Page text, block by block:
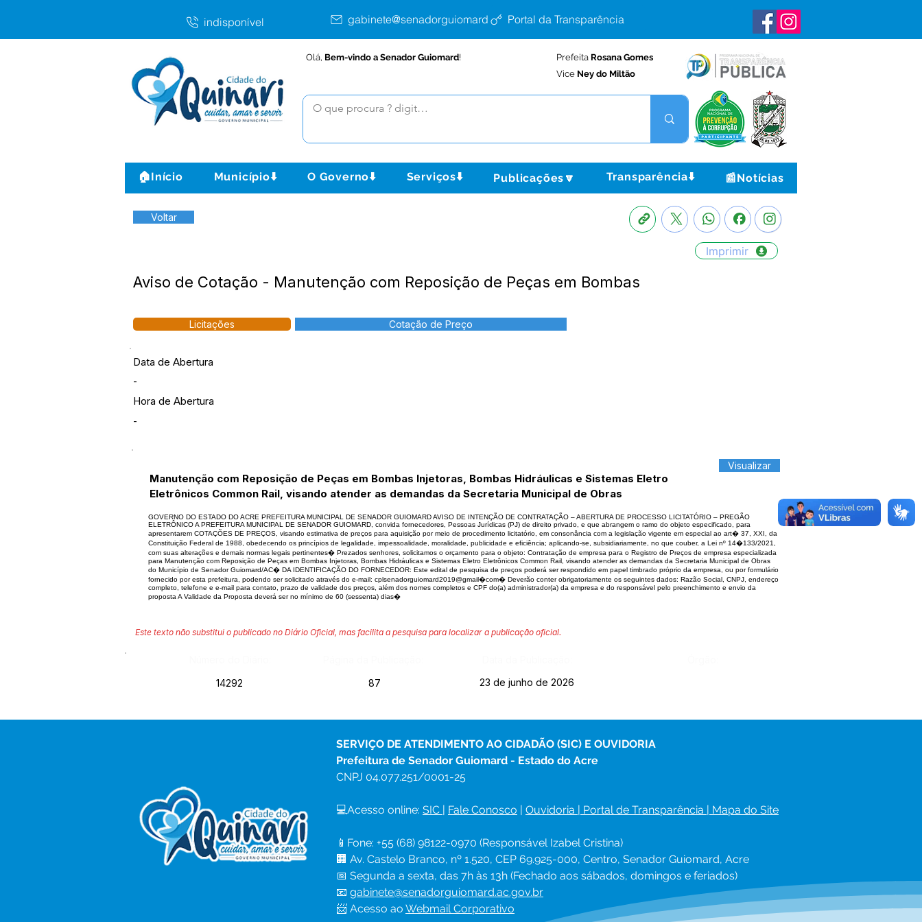
indisponível gabinete@senadorguiomard.ac.gov.brPortal da Transparência
Olá, Bem-vindo a Senador Guiomard! Prefeita Rosana Gomes
Vice Ney do Miltão
🏠Início Município⬇️ O Governo⬇️ Serviços⬇️ Publicações🔽 Transparência⬇️ 📰Notícias
Voltar
Imprimir
Aviso de Cotação - Manutenção com Reposição de Peças em Bombas
Licitações Cotação de Preço
Data de Abertura
-
Hora de Abertura
-
Manutenção com Reposição de Peças em Bombas Injetoras, Bombas Hidráulicas e Sistemas Eletro
Eletrônicos Common Rail, visando atender as demandas da Secretaria Municipal de Obras
Visualizar
GOVERNO DO ESTADO DO ACRE PREFEITURA MUNICIPAL DE SENADOR GUIOMARD AVISO DE INTENÇÃO DE CONTRATAÇÃO – ABERTURA DE PROCESSO LICITATÓRIO – PREGÃO
ELETRÔNICO A PREFEITURA MUNICIPAL DE SENADOR GUIOMARD, convida fornecedores, Pessoas Jurídicas (PJ) de direito privado, e que abrangem o ramo do objeto especificado, para
apresentarem COTAÇÕES DE PREÇOS, visando estimativa de preços para aquisição por meio de procedimento licitatório, em consonância com a legislação vigente em especial ao art� 37, XXI, da
Constituição Federal de 1988, obedecendo os princípios de legalidade, impessoalidade, moralidade, publicidade e eficiência; aplicando-se, subsidiariamente, no que couber, a Lei nº 14�133/2021,
com suas alterações e demais normas legais pertinentes� Prezados senhores, solicitamos o orçamento para o objeto: Contratação de empresa para o Registro de Preços de empresa especializada
para Manutenção com Reposição de Peças em Bombas Injetoras, Bombas Hidráulicas e Sistemas Eletro Eletrônicos Common Rail, visando atender as demandas da Secretaria Municipal de Obras
do Município de Senador Guiomard/AC� DA IDENTIFICAÇÃO DO FORNECEDOR: Este edital de pesquisa de preços poderá ser respondido em papel timbrado próprio da empresa, ou por formulário
fornecido por esta prefeitura, podendo ser solicitado através do e-mail: cplsenadorguiomard2019@gmail�com� Deverão conter obrigatoriamente os seguintes dados: Razão Social, CNPJ, endereço
completo, telefone e e-mail para contato, prazo de validade dos preços, além dos nomes completos e CPF do(a) administrador(a) da empresa e do responsável pelo preenchimento e envio da
proposta A Validade da Proposta deverá ser no mínimo de 60 (sessenta) dias�
Este texto não substitui o publicado no Diário Oficial, mas facilita a pesquisa para localizar a publicação oficial.
14292
87 23 de junho de 2026
SERVIÇO DE ATENDIMENTO AO CIDADÃO (SIC) E OUVIDORIA
Prefeitura de Senador Guiomard - Estado do Acre
CNPJ 04.077.251/0001-25
💻Acesso online: SIC | Fale Conosco | Ouvidoria | Portal de Transparência | Mapa do Site
📱Fone: +55 (68) 98122-0970 (Responsável Izabel Cristina)
🏢 Av. Castelo Branco, nº 1.520, CEP 69.925-000, Centro, Senador Guiomard, Acre
📅 Segunda a sexta, das 7h às 13h (Fechado aos sábados, domingos e feriados)
📧 gabinete@senadorguiomard.ac.gov.br
📨 Acesso ao Webmail Corporativo